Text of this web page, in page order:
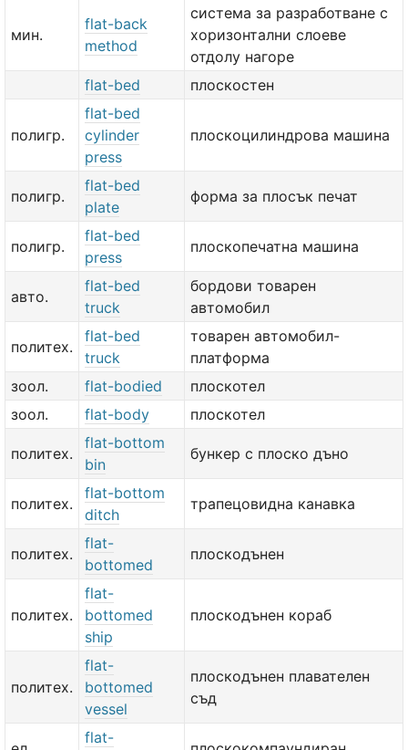
мин.
flat-back
method
система за разработване с
хоризонтални слоеве
отдолу нагоре
flat-bed
плоскостен
полигр.
flat-bed
cylinder
press
плоскоцилиндрова машина
полигр.
flat-bed
plate
форма за плосък печат
полигр.
flat-bed
press
плоскопечатна машина
авто.
flat-bed
truck
бордови товарен
автомобил
политех.
flat-bed
truck
товарен автомобил-
платформа
зоол.
flat-bodied
плоскотел
зоол.
flat-body плоскотел
политех.
flat-bottom
bin
бункер с плоско дъно
политех.
flat-bottom
ditch
трапецовидна канавка
политех.
flat-
bottomed
плоскодънен
политех.
flat-
bottomed
ship
плоскодънен кораб
политех.
flat-
bottomed
vessel
плоскодънен плавателен
съд
flat-